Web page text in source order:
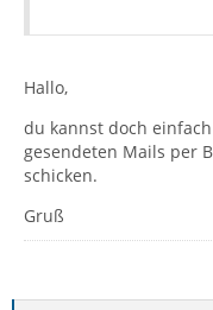
Hallo,
du kannst doch
gesendeten Mails per
schicken.
Gruß